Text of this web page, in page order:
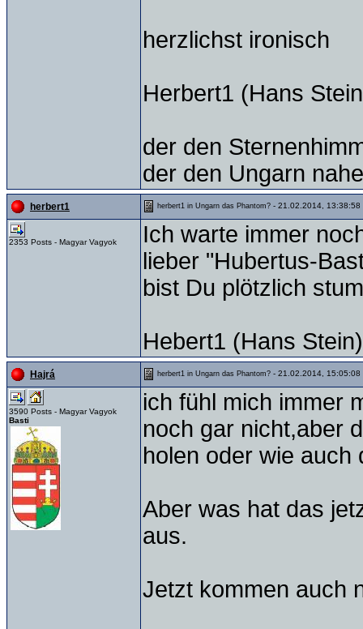
herzlichst ironisch
Herbert1 (Hans
der den
der den Ungarn
herbert1 herbert1 in Ungarn das Phantom? - 21.02.2014, 13:38:58
2353 Posts - Magyar Vagyok
Ich warte immer
lieber "Hubertus-
bist Du plötzlich
Hebert1 (Hans Stein)
Hajrá herbert1 in Ungarn das Phantom? - 21.02.2014, 15:05:08
3590 Posts - Magyar Vagyok
Basti
ich fühl mich immer
noch gar nicht,aber
holen oder wie auch
Aber was hat das
aus.
Jetzt kommen auch